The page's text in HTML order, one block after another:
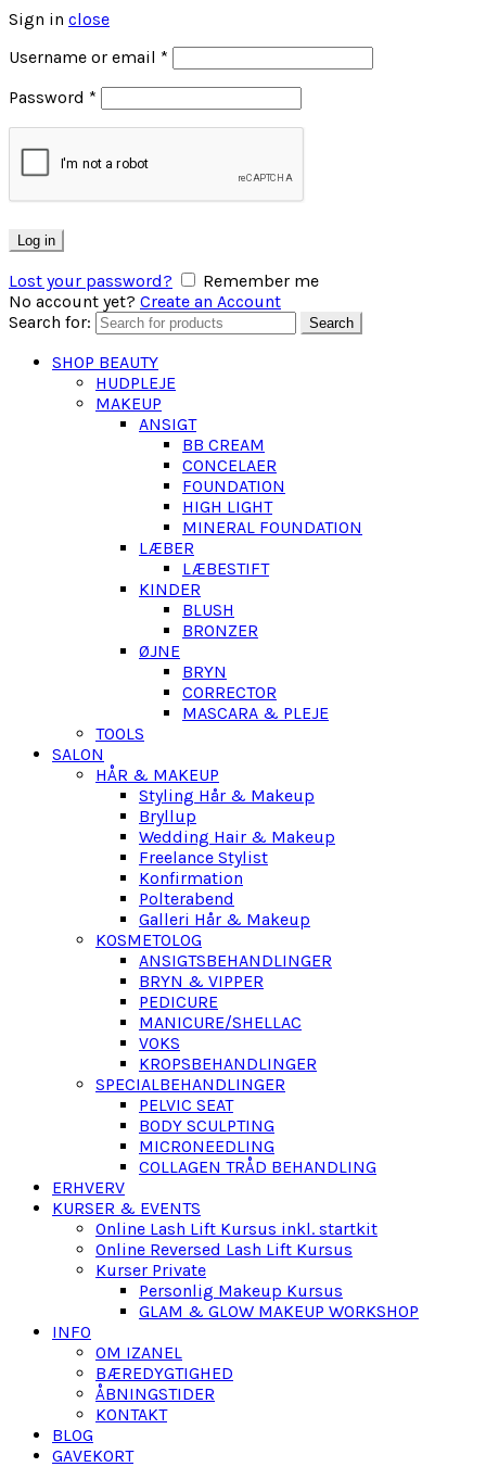
Sign in close
Username or email *
Password *
Log in
Lost your password?
Remember me
No account yet? Create an Account
Search for:
Search
SHOP BEAUTY
HUDPLEJE
MAKEUP
ANSIGT
BB CREAM
CONCELAER
FOUNDATION
HIGH LIGHT
MINERAL FOUNDATION
LÆBER
LÆBESTIFT
KINDER
BLUSH
BRONZER
ØJNE
BRYN
CORRECTOR
MASCARA & PLEJE
TOOLS
SALON
HÅR & MAKEUP
Styling Hår & Makeup
Bryllup
Wedding Hair & Makeup
Freelance Stylist
Konfirmation
Polterabend
Galleri Hår & Makeup
KOSMETOLOG
ANSIGTSBEHANDLINGER
BRYN & VIPPER
PEDICURE
MANICURE/SHELLAC
VOKS
KROPSBEHANDLINGER
SPECIALBEHANDLINGER
PELVIC SEAT
BODY SCULPTING
MICRONEEDLING
COLLAGEN TRÅD BEHANDLING
ERHVERV
KURSER & EVENTS
Online Lash Lift Kursus inkl. startkit
Online Reversed Lash Lift Kursus
Kurser Private
Personlig Makeup Kursus
GLAM & GLOW MAKEUP WORKSHOP
INFO
OM IZANEL
BÆREDYGTIGHED
ÅBNINGSTIDER
KONTAKT
BLOG
GAVEKORT